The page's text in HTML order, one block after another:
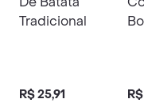
R$ 25,91